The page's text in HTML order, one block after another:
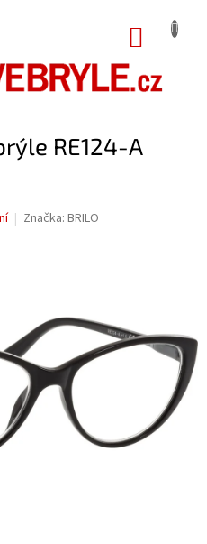
RE124-A
Značka: BRILO